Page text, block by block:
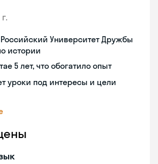
Университет Дружбы
истории
5 лет, что обогатило опыт
уроки под интересы и цели